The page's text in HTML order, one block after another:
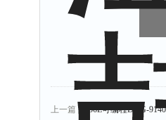
上一篇：
136L可编程DGG-